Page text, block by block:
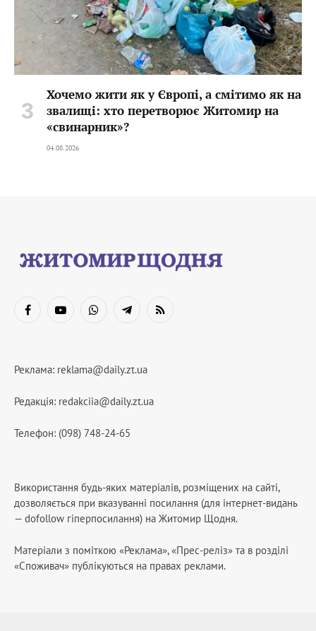
Хочемо жити як у Європі, а смітимо як на
звалищі: хто перетворює Житомир на
«свинарник»?
04.08.2026
FacebookYouTubeWhatsAppTelegramRSS
Реклама: reklama@daily.zt.ua
Редакція: redakciia@daily.zt.ua
Телефон: (098) 748-24-65
Використання будь-яких матеріалів, розміщених на сайті,
дозволяється при вказуванні посилання (для інтернет-видань
— dofollow гіперпосилання) на Житомир Щодня.
Матеріали з поміткою «Реклама», «Прес-реліз» та в розділі
«Споживач» публікуються на правах реклами.